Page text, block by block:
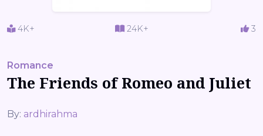
4K+ 24K+ 3
Romance
The Friends of Romeo and Juliet
By: ardhirahma